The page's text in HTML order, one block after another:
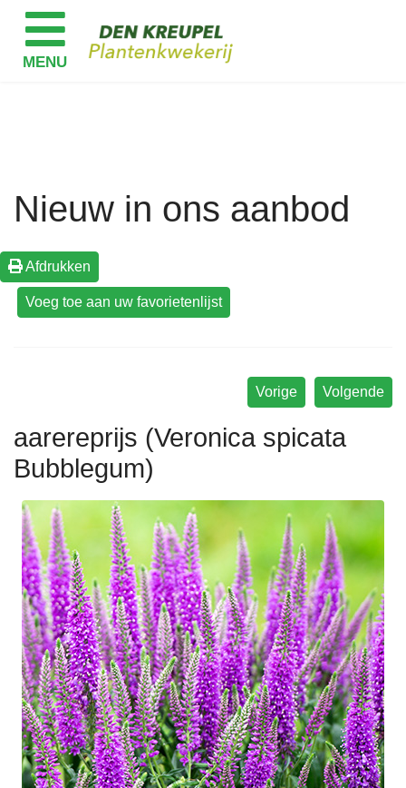
Nieuw in ons aanbod
Afdrukken
Volgende
Vorige
aarereprijs (Veronica spicata
Bubblegum)